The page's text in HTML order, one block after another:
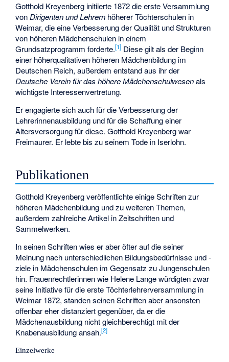
Gotthold Kreyenberg initiierte 1872 die erste Versammlung
vonDirigenten und Lehrern höherer Töchterschulen in
Weimar, die eine Verbesserung der Qualität und Strukturen
von höheren Mädchenschulen in einem
Grundsatzprogramm forderte.[1] Diese gilt als der Beginn
einer höherqualitativen höheren Mädchenbildung im
Deutschen Reich, außerdem entstand aus ihr der
Deutsche Verein für das höhere Mädchenschulwesenals
wichtigste Interessenvertretung.
Er engagierte sich auch für die Verbesserung der
Lehrerinnenausbildung und für die Schaffung einer
Altersversorgung für diese. Gotthold Kreyenberg war
Freimaurer. Er lebte bis zu seinem Tode in Iserlohn.
Publikationen
Gotthold Kreyenberg veröffentlichte einige Schriften zur
höheren Mädchenbildung und zu weiteren Themen,
außerdem zahlreiche Artikel in Zeitschriften und
Sammelwerken.
In seinen Schriften wies er aber öfter auf die seiner
Meinung nach unterschiedlichen Bildungsbedürfnisse und -
ziele in Mädchenschulen im Gegensatz zu Jungenschulen
hin. Frauenrechtlerinnen wie Helene Lange würdigten zwar
seine Initiative für die erste Töchterlehrerversammlung in
Weimar 1872, standen seinen Schriften aber ansonsten
offenbar eher distanziert gegenüber, da er die
Mädchenausbildung nicht gleichberechtigt mit der
Knabenausbildung ansah.[2]
Einzelwerke